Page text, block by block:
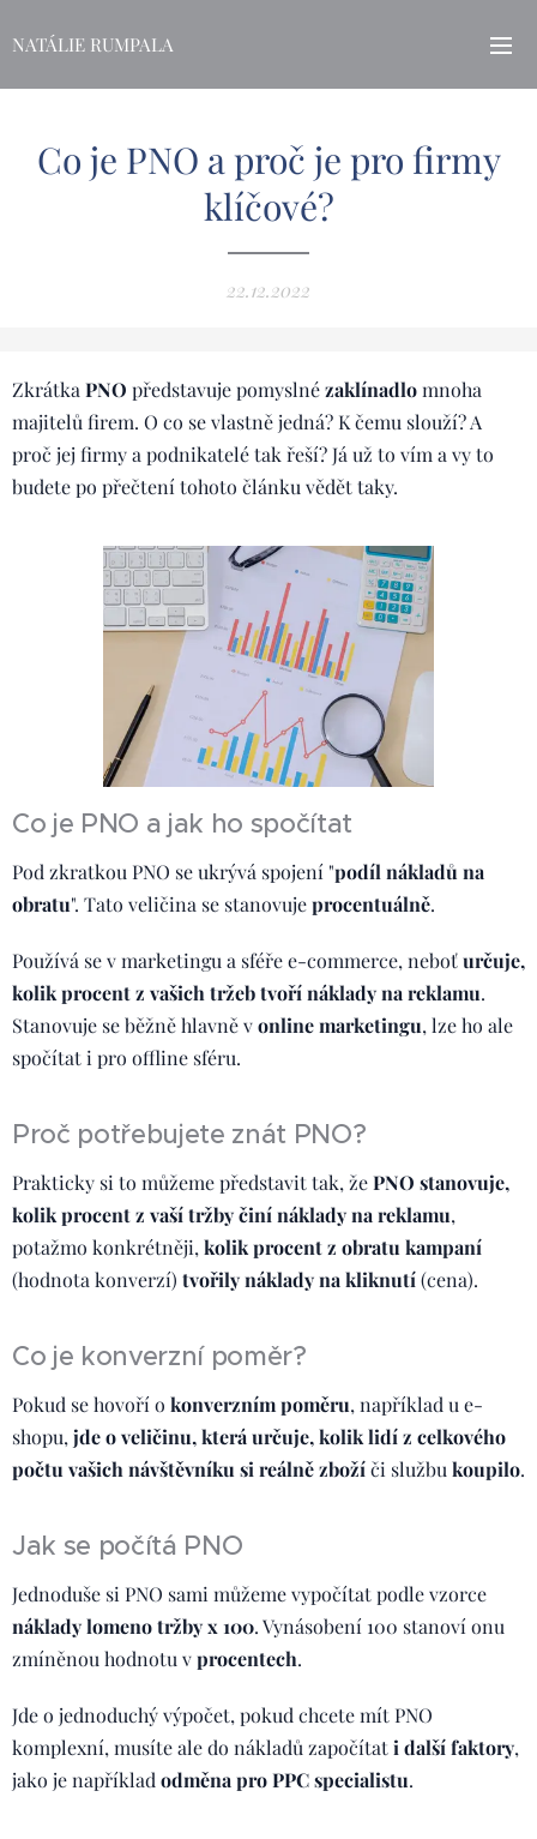
NATÁLIE RUMPALA
Co je PNO a proč je pro firmy
klíčové?
22.12.2022
Zkrátka PNO představuje pomyslnézaklínadlomnoha
majitelů firem. O co se vlastně jedná? K čemu slouží? A
proč jej firmy a podnikatelé tak řeší? Já už to vím a vy to
budete po přečtení tohoto článku vědět taky.
Co je PNO a jak ho spočítat
Pod zkratkou PNO se ukrývá spojení "podíl nákladů na
obratu". Tato veličina se stanovujeprocentuálně.
Používá se v marketingu a sféře e-commerce, neboťurčuje,
kolik procent z vašich tržeb tvoří náklady na reklamu.
Stanovuje se běžně hlavně vonline marketingu, lze ho ale
spočítat i pro offline sféru.
Proč potřebujete znát PNO?
Prakticky si to můžeme představit tak, žePNO stanovuje,
kolik procent z vaší tržby činí náklady na reklamu,
potažmo konkrétněji, kolik procent z obratu kampaní
(hodnota konverzí) tvořily náklady na kliknutí(cena).
Co je konverzní poměr?
Pokud se hovoří o konverzním poměru, například u e-
shopu, jde o veličinu, která určuje, kolik lidí z celkového
počtu vašich návštěvníku si reálně zbožíči službu koupilo.
Jak se počítá PNO
Jednoduše si PNO sami můžeme vypočítat podle vzorce
náklady lomeno tržby x 100. Vynásobení 100 stanoví onu
zmíněnou hodnotu vprocentech.
Jde o jednoduchý výpočet, pokud chcete mít PNO
komplexní, musíte ale do nákladů započítati další faktory,
jako je například odměna pro PPC specialistu.